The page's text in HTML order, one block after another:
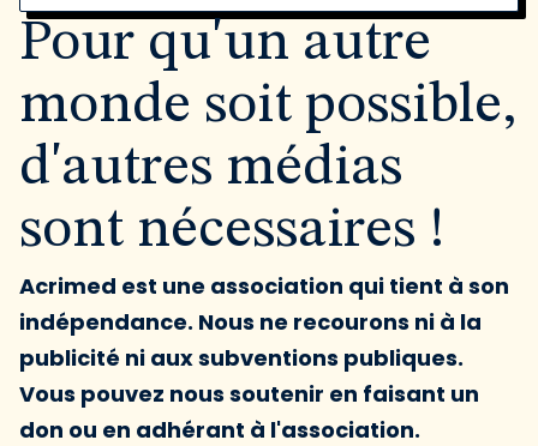
Pour qu'un autre
monde soit possible,
d'autres médias
sont nécessaires !
Acrimed est une association qui tient à son
indépendance. Nous ne recourons ni à la
publicité ni aux subventions publiques.
Vous pouvez nous soutenir en faisant un
don ou en adhérant à l'association.